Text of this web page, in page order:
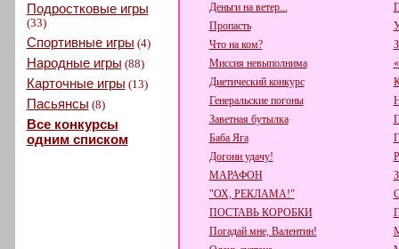
Подростковые игры
(33)
Спортивные игры (4)
Народные игры (88)
Карточные игры (13)
Пасьянсы (8)
Все конкурсы
одним списком
Деньги на ветер...
Пропасть
Что на ком?
Миссия невыполнима
Диетический конкурс
Генеральские погоны
Заветная бутылка
Баба Яга
Догони удачу!
МАРАФОН
"ОХ, РЕКЛАМА!"
ПОСТАВЬ КОРОБКИ
Погадай мне, Валентин!